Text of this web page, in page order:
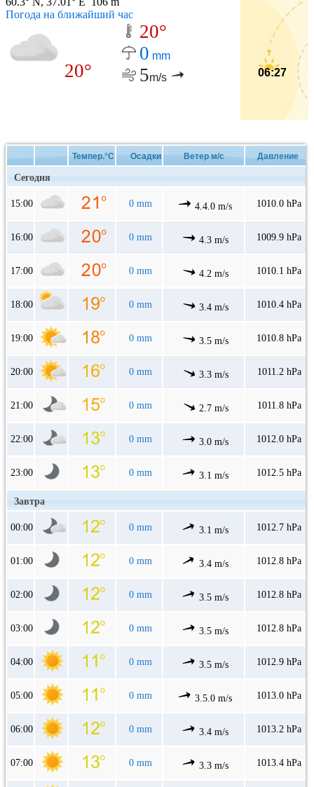
Погода на ближайший час
20°
20°
0 mm
5m/s 06:27
Темпер.°C Осадки Ветер м/с Давление
Сегодня
15:00 0 mm 4.4.0 m/s 1010.0 hPa
16:00 0 mm 4.3 m/s 1009.9 hPa
17:00 0 mm 4.2 m/s 1010.1 hPa
18:00 0 mm 3.4 m/s 1010.4 hPa
19:00 0 mm 3.5 m/s 1010.8 hPa
20:00 0 mm 3.3 m/s 1011.2 hPa
21:00 0 mm 2.7 m/s 1011.8 hPa
22:00 0 mm 3.0 m/s 1012.0 hPa
23:00 0 mm 3.1 m/s 1012.5 hPa
Завтра
00:00 0 mm 3.1 m/s 1012.7 hPa
01:00 0 mm 3.4 m/s 1012.8 hPa
02:00 0 mm 3.5 m/s 1012.8 hPa
03:00 0 mm 3.5 m/s 1012.8 hPa
04:00 0 mm 3.5 m/s 1012.9 hPa
05:00 0 mm 3.5.0 m/s 1013.0 hPa
06:00 0 mm 3.4 m/s 1013.2 hPa
07:00 0 mm 3.3 m/s 1013.4 hPa